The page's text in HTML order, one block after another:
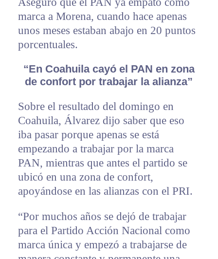
marca a Morena, cuando hace apenas
unos meses estaban abajo en 20 puntos
porcentuales.
“En Coahuila cayó el PAN en zona
de confort por trabajar la alianza”
Sobre el resultado del domingo en
Coahuila, Álvarez dijo saber que eso
iba pasar porque apenas se está
empezando a trabajar por la marca
PAN, mientras que antes el partido se
ubicó en una zona de confort,
apoyándose en las alianzas con el PRI.
“Por muchos años se dejó de trabajar
para el Partido Acción Nacional como
marca única y empezó a trabajarse de